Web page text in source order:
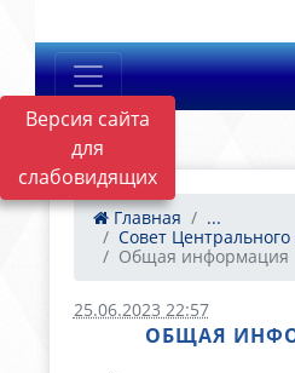
Версия сайта
для
слабовидящих
Главная
...
Совет Центрального
Общая информация
25.06.2023 22:57
ОБЩАЯ